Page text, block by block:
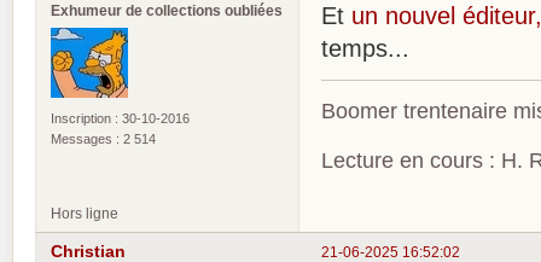
Exhumeur de collections oubliées
Inscription : 30-10-2016
Messages : 2 514
Et un nouvel
temps...
Boomer trentenaire
Lecture en cours : H.
Hors ligne
21-06-2025 16:52:02
Christian